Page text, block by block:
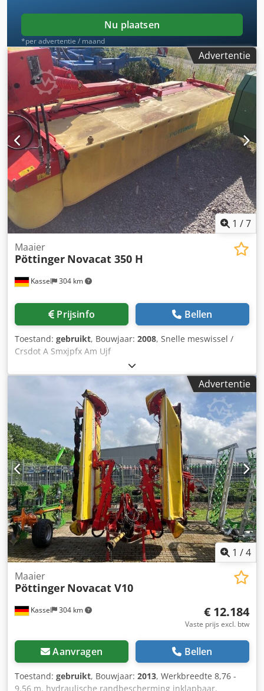
Nu plaatsen
*per advertentie / maand
Advertentie
1 /7
Kassel 304 km
Maaier
Pöttinger Novacat 350 H
Prijsinfo Bellen
Toestand: gebruikt, Bouwjaar: 2008, Snelle meswissel /
Crsdot A Smxjpfx Am Ujf
Advertentie
1 /4
Kassel 304 km
Maaier
Pöttinger Novacat V10
€ 12.184
Vaste prijs excl. btw
Aanvragen Bellen
Toestand: gebruikt, Bouwjaar: 2013, Werkbreedte 8,76 -
9,56 m, hydraulische randbescherming inklapbaar,